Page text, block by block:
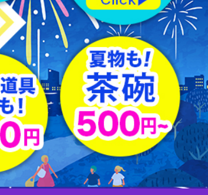
その他